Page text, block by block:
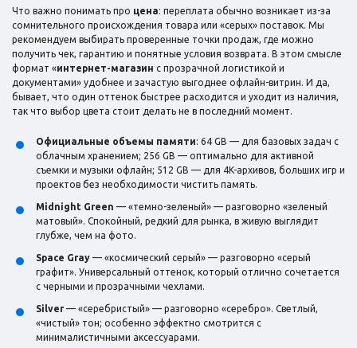
Что важно понимать про цена: переплата обычно возникает из-за
сомнительного происхождения товара или «серых» поставок. Мы
рекомендуем выбирать проверенные точки продаж, где можно
получить чек, гарантию и понятные условия возврата. В этом смысле
формат «интернет-магазин с прозрачной логистикой и
документами» удобнее и зачастую выгоднее офлайн-витрин. И да,
бывает, что один оттенок быстрее расходится и уходит из наличия,
так что выбор цвета стоит делать не в последний момент.
Официальные объемы памяти: 64 GB — для базовых задач с
облачным хранением; 256 GB — оптимально для активной
съемки и музыки офлайн; 512 GB — для 4K-архивов, больших игр и
проектов без необходимости чистить память.
Midnight Green — «темно-зеленый» — разговорно «зеленый
матовый». Спокойный, редкий для рынка, в живую выглядит
глубже, чем на фото.
Space Gray — «космический серый» — разговорно «серый
графит». Универсальный оттенок, который отлично сочетается
с черными и прозрачными чехлами.
Silver — «серебристый» — разговорно «серебро». Светлый,
«чистый» тон; особенно эффектно смотрится с
минималистичными аксессуарами.